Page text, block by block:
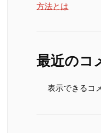
方法とは
最近のコ
表示できるコ